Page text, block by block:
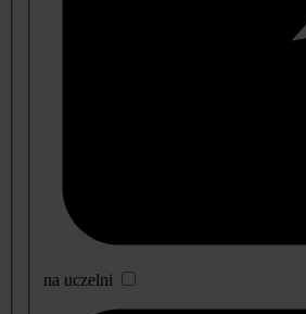
na uczelni